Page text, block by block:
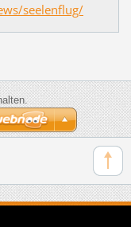
seelenflug/